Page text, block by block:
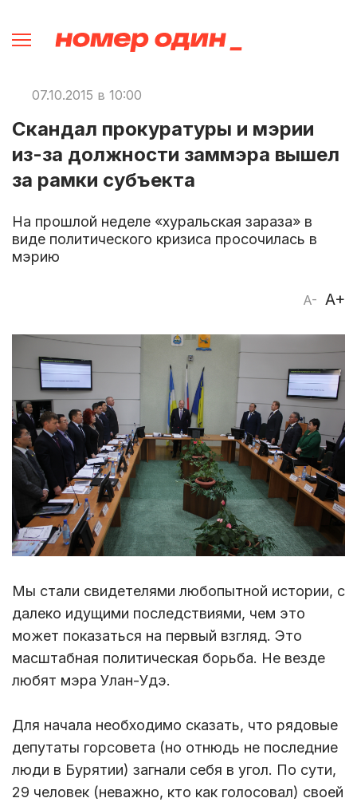
07.10.2015 в 10:00
Скандал прокуратуры и мэрии
из-за должности заммэра вышел
за рамки субъекта
На прошлой неделе «хуральская зараза» в
виде политического кризиса просочилась в
мэрию
A- A+
Мы стали свидетелями любопытной истории, с
далеко идущими последствиями, чем это
может показаться на первый взгляд. Это
масштабная политическая борьба. Не везде
любят мэра Улан-Удэ.
Для начала необходимо сказать, что рядовые
депутаты горсовета (но отнюдь не последние
люди в Бурятии) загнали себя в угол. По сути,
29 человек (неважно, кто как голосовал) своей